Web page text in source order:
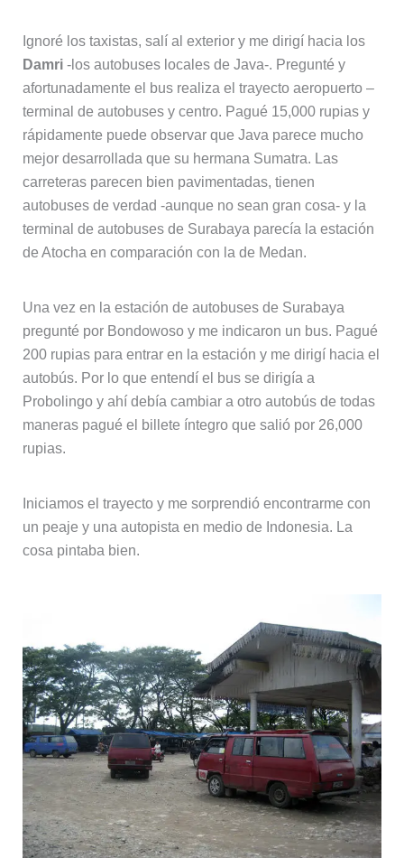
Ignoré los taxistas, salí al exterior y me dirigí hacia los
Damri-los autobuses locales de Java-. Pregunté y
afortunadamente el bus realiza el trayecto aeropuerto –
terminal de autobuses y centro. Pagué 15,000 rupias y
rápidamente puede observar que Java parece mucho
mejor desarrollada que su hermana Sumatra. Las
carreteras parecen bien pavimentadas, tienen
autobuses de verdad -aunque no sean gran cosa- y la
terminal de autobuses de Surabaya parecía la estación
de Atocha en comparación con la de Medan.
Una vez en la estación de autobuses de Surabaya
pregunté por Bondowoso y me indicaron un bus. Pagué
200 rupias para entrar en la estación y me dirigí hacia el
autobús. Por lo que entendí el bus se dirigía a
Probolingo y ahí debía cambiar a otro autobús de todas
maneras pagué el billete íntegro que salió por 26,000
rupias.
Iniciamos el trayecto y me sorprendió encontrarme con
un peaje y una autopista en medio de Indonesia. La
cosa pintaba bien.